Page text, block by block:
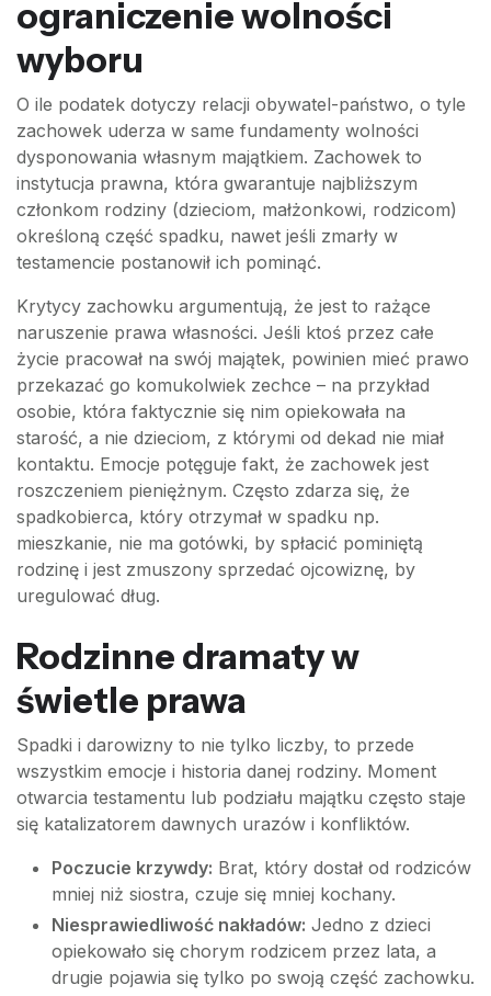
ograniczenie wolności
wyboru
O ile podatek dotyczy relacji obywatel-państwo, o tyle
zachowek uderza w same fundamenty wolności
dysponowania własnym majątkiem. Zachowek to
instytucja prawna, która gwarantuje najbliższym
członkom rodziny (dzieciom, małżonkowi, rodzicom)
określoną część spadku, nawet jeśli zmarły w
testamencie postanowił ich pominąć.
Krytycy zachowku argumentują, że jest to rażące
naruszenie prawa własności. Jeśli ktoś przez całe
życie pracował na swój majątek, powinien mieć prawo
przekazać go komukolwiek zechce – na przykład
osobie, która faktycznie się nim opiekowała na
starość, a nie dzieciom, z którymi od dekad nie miał
kontaktu. Emocje potęguje fakt, że zachowek jest
roszczeniem pieniężnym. Często zdarza się, że
spadkobierca, który otrzymał w spadku np.
mieszkanie, nie ma gotówki, by spłacić pominiętą
rodzinę i jest zmuszony sprzedać ojcowiznę, by
uregulować dług.
Rodzinne dramaty w
świetle prawa
Spadki i darowizny to nie tylko liczby, to przede
wszystkim emocje i historia danej rodziny. Moment
otwarcia testamentu lub podziału majątku często staje
się katalizatorem dawnych urazów i konfliktów.
Poczucie krzywdy: Brat, który dostał od rodziców
mniej niż siostra, czuje się mniej kochany.
Niesprawiedliwość nakładów: Jedno z dzieci
opiekowało się chorym rodzicem przez lata, a
drugie pojawia się tylko po swoją część zachowku.